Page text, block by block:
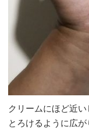
クリームにほど近
とろけるように広が